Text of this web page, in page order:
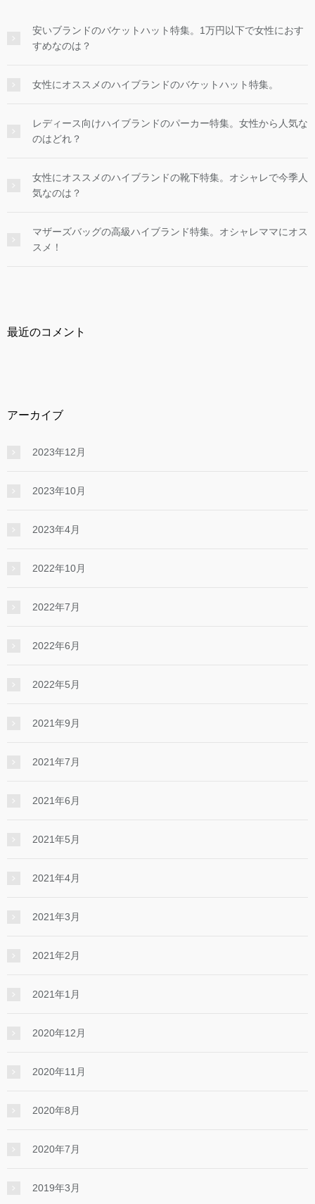
安いブランドのバケットハット特集。1万円以下で女性におす
すめなのは？
女性にオススメのハイブランドのバケットハット特集。
レディース向けハイブランドのパーカー特集。女性から人気な
のはどれ？
女性にオススメのハイブランドの靴下特集。オシャレで今季人
気なのは？
マザーズバッグの高級ハイブランド特集。オシャレママにオス
スメ！
最近のコメント
アーカイブ
2023年12月
2023年10月
2023年4月
2022年10月
2022年7月
2022年6月
2022年5月
2021年9月
2021年7月
2021年6月
2021年5月
2021年4月
2021年3月
2021年2月
2021年1月
2020年12月
2020年11月
2020年8月
2020年7月
2019年3月